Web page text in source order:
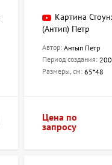
Картина
(Антип) Петр
Автор: Антып Петр
Период создания:
Размеры, см: 65*48
Цена по
запросу